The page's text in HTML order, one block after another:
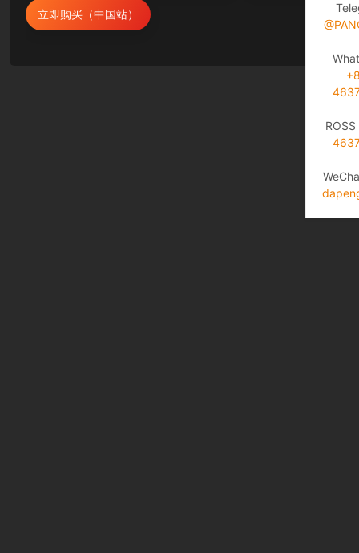
立即购买（中国站）